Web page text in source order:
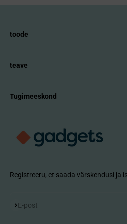
toode
teave
Tugimeeskond
Registreeru, et saada värskendusi ja
E-post
Telli